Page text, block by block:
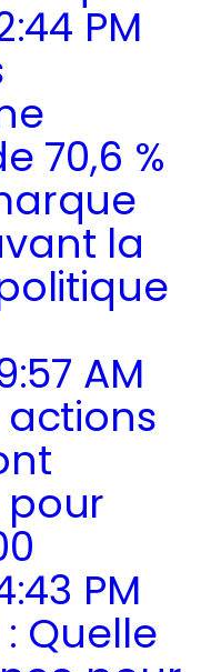
PM
70,6 %
la
AM
actions
PM
Quelle